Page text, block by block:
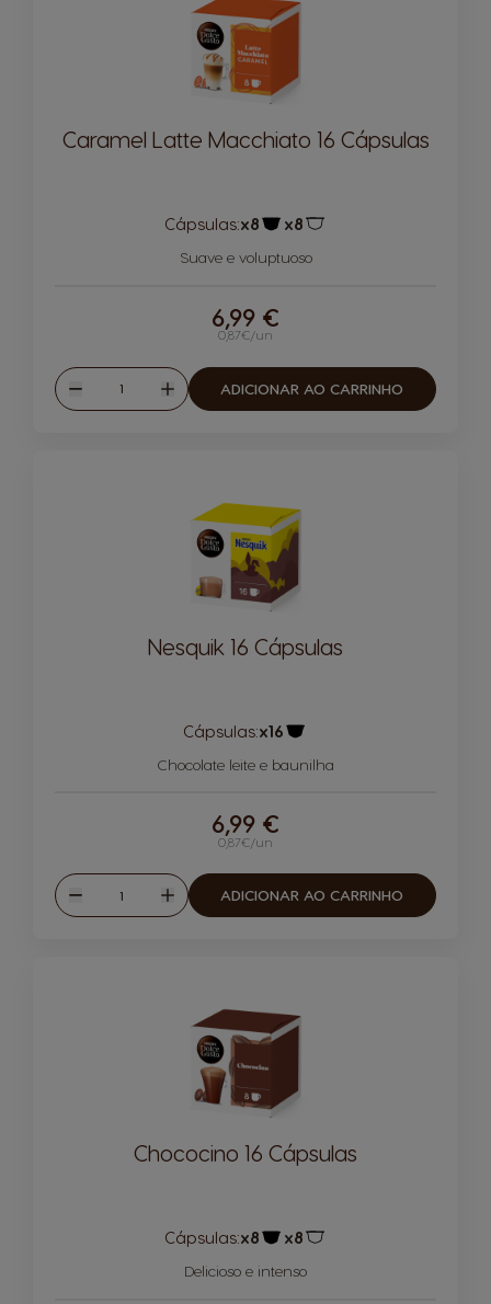
Caramel Latte Macchiato 16 Cápsulas
Cápsulas:x8 x8
Suave e voluptuoso
0,87€/un
6,99 €
Reduzir
Quantidade
Aumentar
ADICIONAR AO CARRINHO
Nesquik 16 Cápsulas
Cápsulas:x16
Chocolate leite e baunilha
0,87€/un
6,99 €
Reduzir
Quantidade
Aumentar
ADICIONAR AO CARRINHO
Chococino 16 Cápsulas
Cápsulas:x8 x8
Delicioso e intenso